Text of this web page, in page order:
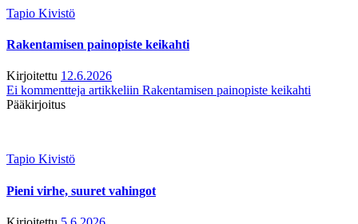
Tapio Kivistö
Rakentamisen painopiste keikahti
Kirjoitettu 12.6.2026
Ei kommentteja artikkeliin Rakentamisen painopiste keikahti
Pääkirjoitus
Tapio Kivistö
Pieni virhe, suuret vahingot